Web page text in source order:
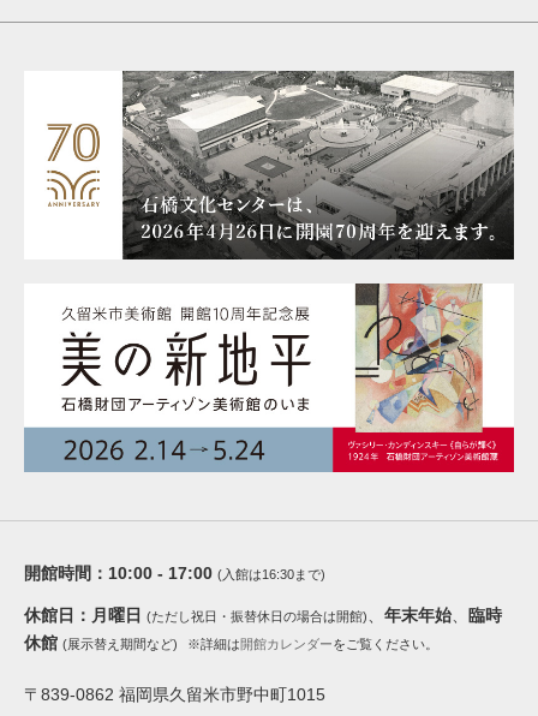
開館時間： 10:00 - 17:00 (入館は16:30まで)
休館日： 月曜日 (ただし祝日・振替休日の場合は開館) 年末年始
臨時
休館 (展示替え期間など) ※詳細は開館カレンダーをご覧ください。
〒839-0862 福岡県久留米市野中町1015